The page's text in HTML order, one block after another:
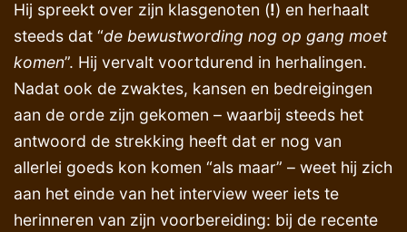
Hij spreekt over zijn klasgenoten (!) en herhaalt
steeds dat “de bewustwording nog op gang moet
komen”. Hij vervalt voortdurend in herhalingen.
Nadat ook de zwaktes, kansen en bedreigingen
aan de orde zijn gekomen – waarbij steeds het
antwoord de strekking heeft dat er nog van
allerlei goeds kon komen “als maar” – weet hij zich
aan het einde van het interview weer iets te
herinneren van zijn voorbereiding: bij de recente